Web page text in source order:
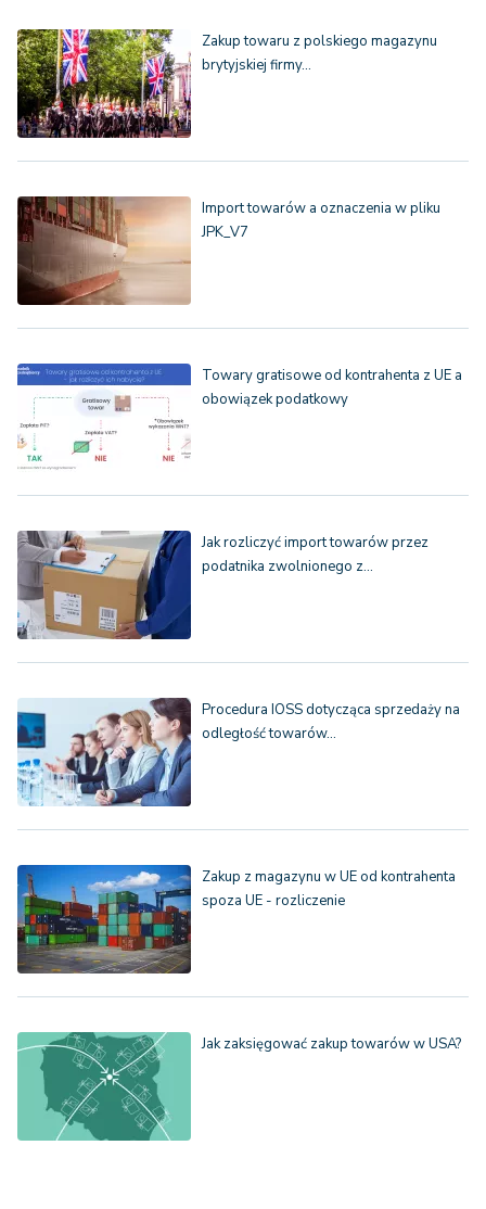
Zakup towaru z polskiego magazynu
brytyjskiej firmy…
Import towarów a oznaczenia w pliku
JPK_V7
Towary gratisowe od kontrahenta z UE a
obowiązek podatkowy
Jak rozliczyć import towarów przez
podatnika zwolnionego z…
Procedura IOSS dotycząca sprzedaży na
odległość towarów…
Zakup z magazynu w UE od kontrahenta
spoza UE - rozliczenie
Jak zaksięgować zakup towarów w USA?